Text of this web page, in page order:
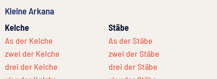
Kleine Arkana
Kelche
As der Kelche
zwei der Kelche
drei der Kelche
Stäbe
As der Stäbe
zwei der Stäbe
drei der Stäbe